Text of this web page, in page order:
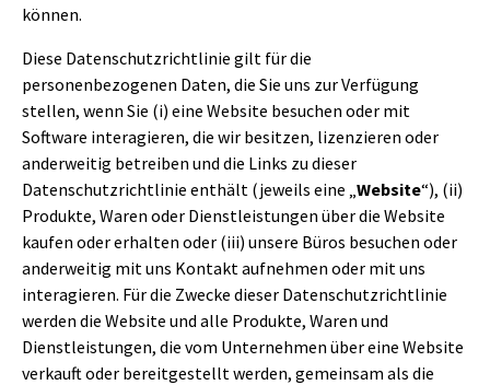
können.
Diese Datenschutzrichtlinie gilt für die
personenbezogenen Daten, die Sie uns zur Verfügung
stellen, wenn Sie (i) eine Website besuchen oder mit
Software interagieren, die wir besitzen, lizenzieren oder
anderweitig betreiben und die Links zu dieser
Datenschutzrichtlinie enthält (jeweils eine „ Website“), (ii)
Produkte, Waren oder Dienstleistungen über die Website
kaufen oder erhalten oder (iii) unsere Büros besuchen oder
anderweitig mit uns Kontakt aufnehmen oder mit uns
interagieren. Für die Zwecke dieser Datenschutzrichtlinie
werden die Website und alle Produkte, Waren und
Dienstleistungen, die vom Unternehmen über eine Website
verkauft oder bereitgestellt werden, gemeinsam als die